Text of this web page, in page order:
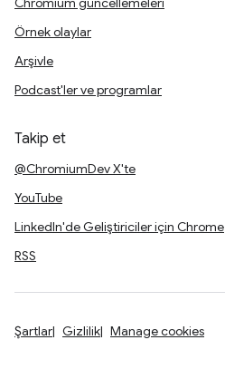
Örnek olaylar
Arşivle
Podcast'ler ve programlar
Takip et
@ChromiumDev X'te
YouTube
LinkedIn'de Geliştiriciler için Chrome
RSS
Şartlar Gizlilik Manage cookies